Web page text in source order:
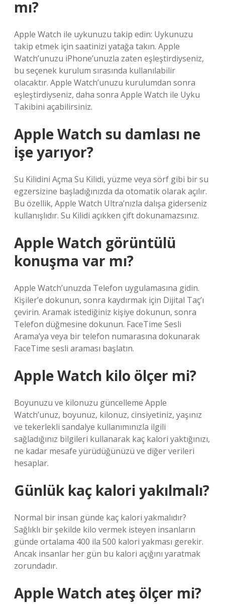
mı?
Apple Watch ile uykunuzu takip edin: Uykunuzu
takip etmek için saatinizi yatağa takın. Apple
Watch’unuzu iPhone’unuzla zaten eşleştirdiyseniz,
bu seçenek kurulum sırasında kullanılabilir
olacaktır. Apple Watch’unuzu kurulumdan sonra
eşleştirdiyseniz, daha sonra Apple Watch ile Uyku
Takibini açabilirsiniz.
Apple Watch su damlası ne
işe yarıyor?
Su Kilidini Açma Su Kilidi, yüzme veya sörf gibi bir su
egzersizine başladığınızda da otomatik olarak açılır.
Bu özellik, Apple Watch Ultra’nızla dalışa giderseniz
kullanışlıdır. Su Kilidi açıkken çift dokunamazsınız.
Apple Watch görüntülü
konuşma var mı?
Apple Watch’unuzda Telefon uygulamasına gidin.
Kişiler’e dokunun, sonra kaydırmak için Dijital Taç’ı
çevirin. Aramak istediğiniz kişiye dokunun, sonra
Telefon düğmesine dokunun. FaceTime Sesli
Arama’ya veya bir telefon numarasına dokunarak
FaceTime sesli araması başlatın.
Apple Watch kilo ölçer mi?
Boyunuzu ve kilonuzu güncelleme Apple
Watch’unuz, boyunuz, kilonuz, cinsiyetiniz, yaşınız
ve tekerlekli sandalye kullanımınızla ilgili
sağladığınız bilgileri kullanarak kaç kalori yaktığınızı,
ne kadar mesafe yürüdüğünüzü ve diğer verileri
hesaplar.
Günlük kaç kalori yakılmalı?
Normal bir insan günde kaç kalori yakmalıdır?
Sağlıklı bir şekilde kilo vermek isteyen insanların
günde ortalama 400 ila 500 kalori yakması gerekir.
Ancak insanlar her gün bu kalori açığını yaratmak
zorundadır.
Apple Watch ateş ölçer mi?